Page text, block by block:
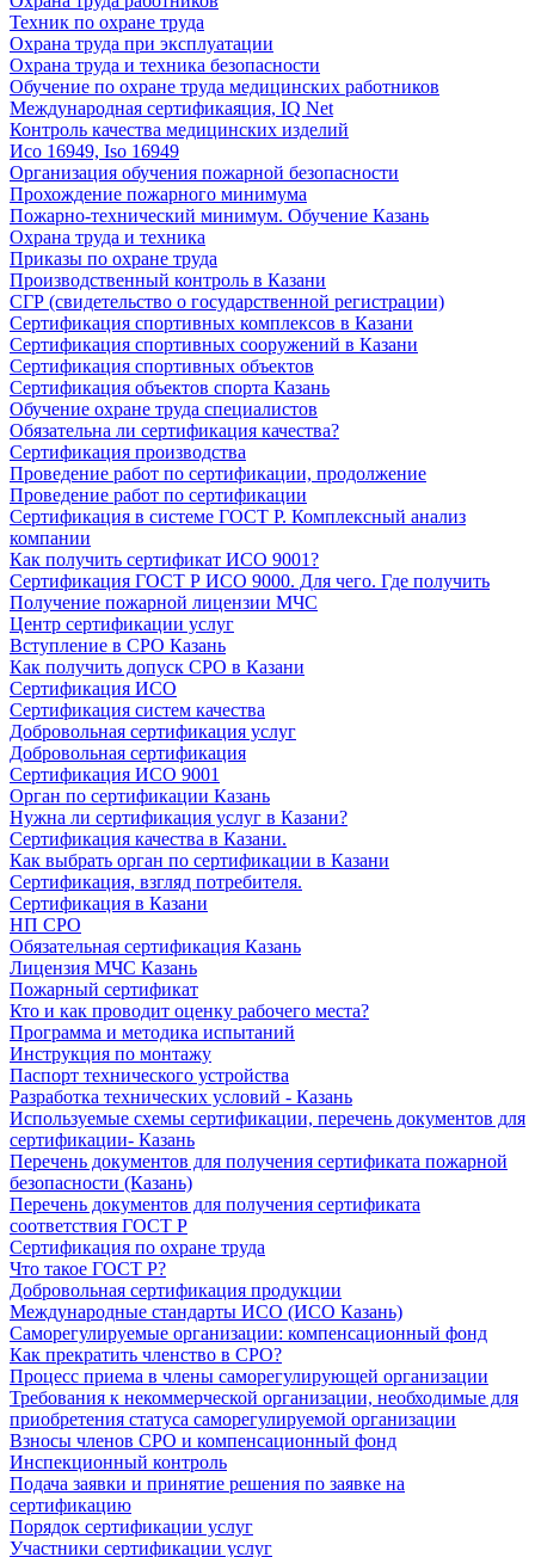
Техник по охране труда
Охрана труда при эксплуатации
Охрана труда и техника безопасности
Обучение по охране труда медицинских работников
Международная сертификаяция, IQ Net
Контроль качества медицинских изделий
Исо 16949, Iso 16949
Организация обучения пожарной безопасности
Прохождение пожарного минимума
Пожарно-технический минимум. Обучение Казань
Охрана труда и техника
Приказы по охране труда
Производственный контроль в Казани
СГР (свидетельство о государственной регистрации)
Сертификация спортивных комплексов в Казани
Сертификация спортивных сооружений в Казани
Сертификация спортивных объектов
Сертификация объектов спорта Казань
Обучение охране труда специалистов
Обязательна ли сертификация качества?
Сертификация производства
Проведение работ по сертификации, продолжение
Проведение работ по сертификации
Сертификация в системе ГОСТ Р. Комплексный анализ
компании
Как получить сертификат ИСО 9001?
Сертификация ГОСТ Р ИСО 9000. Для чего. Где получить
Получение пожарной лицензии МЧС
Центр сертификации услуг
Вступление в СРО Казань
Как получить допуск СРО в Казани
Сертификация ИСО
Сертификация систем качества
Добровольная сертификация услуг
Добровольная сертификация
Сертификация ИСО 9001
Орган по сертификации Казань
Нужна ли сертификация услуг в Казани?
Сертификация качества в Казани.
Как выбрать орган по сертификации в Казани
Сертификация, взгляд потребителя.
Сертификация в Казани
НП СРО
Обязательная сертификация Казань
Лицензия МЧС Казань
Пожарный сертификат
Кто и как проводит оценку рабочего места?
Программа и методика испытаний
Инструкция по монтажу
Паспорт технического устройства
Разработка технических условий - Казань
Используемые схемы сертификации, перечень документов для
сертификации- Казань
Перечень документов для получения сертификата пожарной
безопасности (Казань)
Перечень документов для получения сертификата
соответствия ГОСТ Р
Сертификация по охране труда
Что такое ГОСТ Р?
Добровольная сертификация продукции
Международные стандарты ИСО (ИСО Казань)
Саморегулируемые организации: компенсационный фонд
Как прекратить членство в СРО?
Процесс приема в члены саморегулирующей организации
Требования к некоммерческой организации, необходимые для
приобретения статуса саморегулируемой организации
Взносы членов СРО и компенсационный фонд
Инспекционный контроль
Подача заявки и принятие решения по заявке на
сертификацию
Порядок сертификации услуг
Участники сертификации услуг